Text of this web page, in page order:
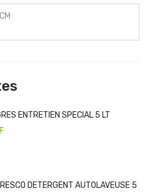
ENTRETIEN SPECIAL 5 LT
DETERGENT AUTOLAVEUSE 5